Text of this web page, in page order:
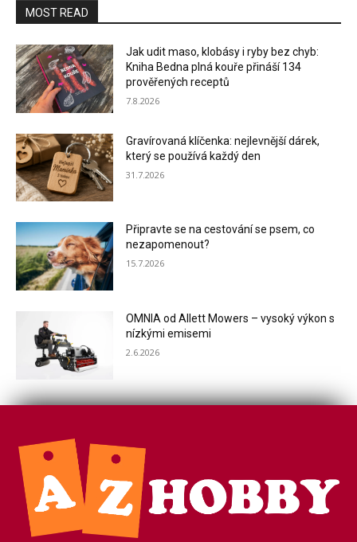
MOST READ
Jak udit maso, klobásy i ryby bez chyb:
Kniha Bedna plná kouře přináší 134
prověřených receptů
7.8.2026
Gravírovaná klíčenka: nejlevnější dárek,
který se používá každý den
31.7.2026
Připravte se na cestování se psem, co
nezapomenout?
15.7.2026
OMNIA od Allett Mowers – vysoký výkon s
nízkými emisemi
2.6.2026